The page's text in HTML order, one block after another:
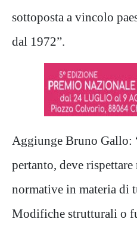
sottoposta a vincolo
dal 1972”.
Aggiunge Bruno Gallo:
pertanto, deve
normative in materia di
Modifiche strutturali o